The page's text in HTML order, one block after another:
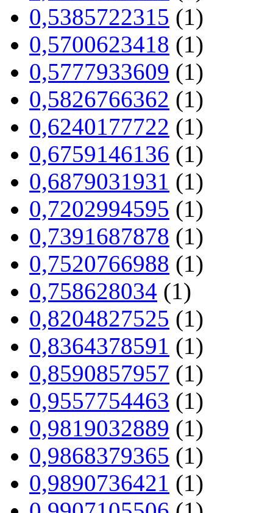
0,5385722315 (1)
0,5700623418 (1)
0,5777933609 (1)
0,5826766362 (1)
0,6240177722 (1)
0,6759146136 (1)
0,6879031931 (1)
0,7202994595 (1)
0,7391687878 (1)
0,7520766988 (1)
0,758628034 (1)
0,8204827525 (1)
0,8364378591 (1)
0,8590857957 (1)
0,9557754463 (1)
0,9819032889 (1)
0,9868379365 (1)
0,9890736421 (1)